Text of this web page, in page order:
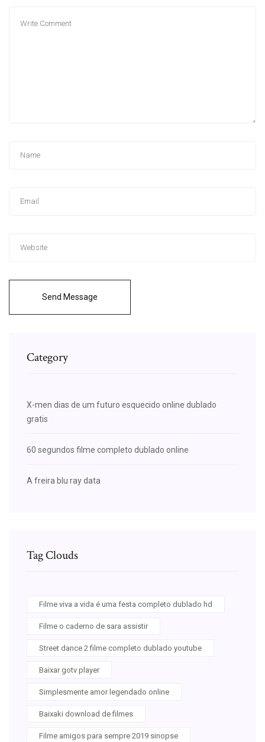
Send Message
Category
X-men dias de um futuro esquecido online dublado
gratis
60 segundos filme completo dublado online
A freira blu ray data
Tag Clouds
Filme viva a vida é uma festa completo dublado hd
Filme o caderno de sara assistir
Street dance 2 filme completo dublado youtube
Baixar gotv player
Simplesmente amor legendado online
Baixaki download de filmes
Filme amigos para sempre 2019 sinopse